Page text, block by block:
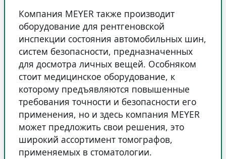
Компания MEYER также производит
оборудование для рентгеновской
инспекции состояния автомобильных шин,
систем безопасности, предназначенных
для досмотра личных вещей. Особняком
стоит медицинское оборудование, к
которому предъявляются повышенные
требования точности и безопасности его
применения, но и здесь компания MEYER
может предложить свои решения, это
широкий ассортимент томографов,
применяемых в стоматологии.